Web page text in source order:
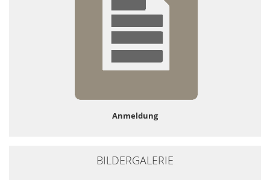
Anmeldung
BILDERGALERIE